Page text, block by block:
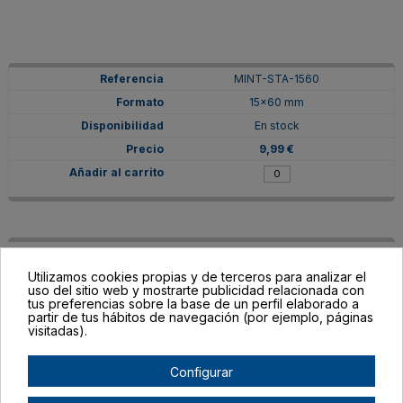
MINT-STA-1560
15x60 mm
En stock
9,99 €
MINT-STA-3030
30x30 mm
En stock
9,99 €
Utilizamos cookies propias y de terceros para analizar el
uso del sitio web y mostrarte publicidad relacionada con
tus preferencias sobre la base de un perfil elaborado a
partir de tus hábitos de navegación (por ejemplo, páginas
visitadas).
Configurar